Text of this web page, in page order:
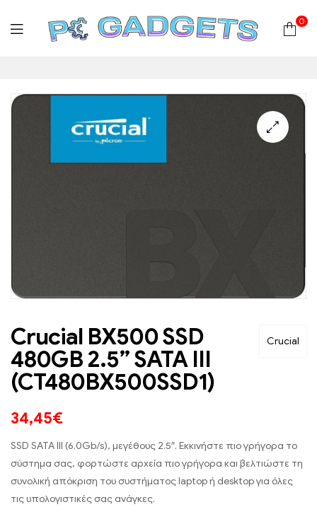
Gadgets
Plus
|
0
Crucial
Crucial BX500 SSD
480GB 2.5” SATA III
(CT480BX500SSD1)
34,45€
SSD SATA III (6.0Gb/s), μεγέθους 2.5″. Εκκινήστε πιο γρήγορα το
σύστημα σας, φορτώστε αρχεία πιο γρήγορα και βελτιώστε τη
συνολική απόκριση του συστήματος laptop ή desktop για όλες
τις υπολογιστικές σας ανάγκες.